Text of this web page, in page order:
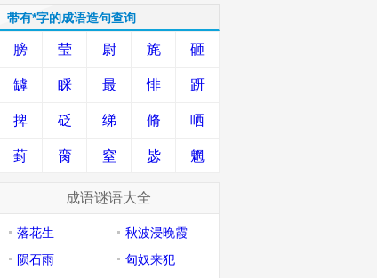
带有*字的成语造句查询
膀 莹 尉 旄 砸
罅 睬 最 悱 趼
捭 砭 绨 脩 哂
葑 脔 窒 毖 魍
成语谜语大全
落花生
秋波浸晚霞
陨石雨
匈奴来犯